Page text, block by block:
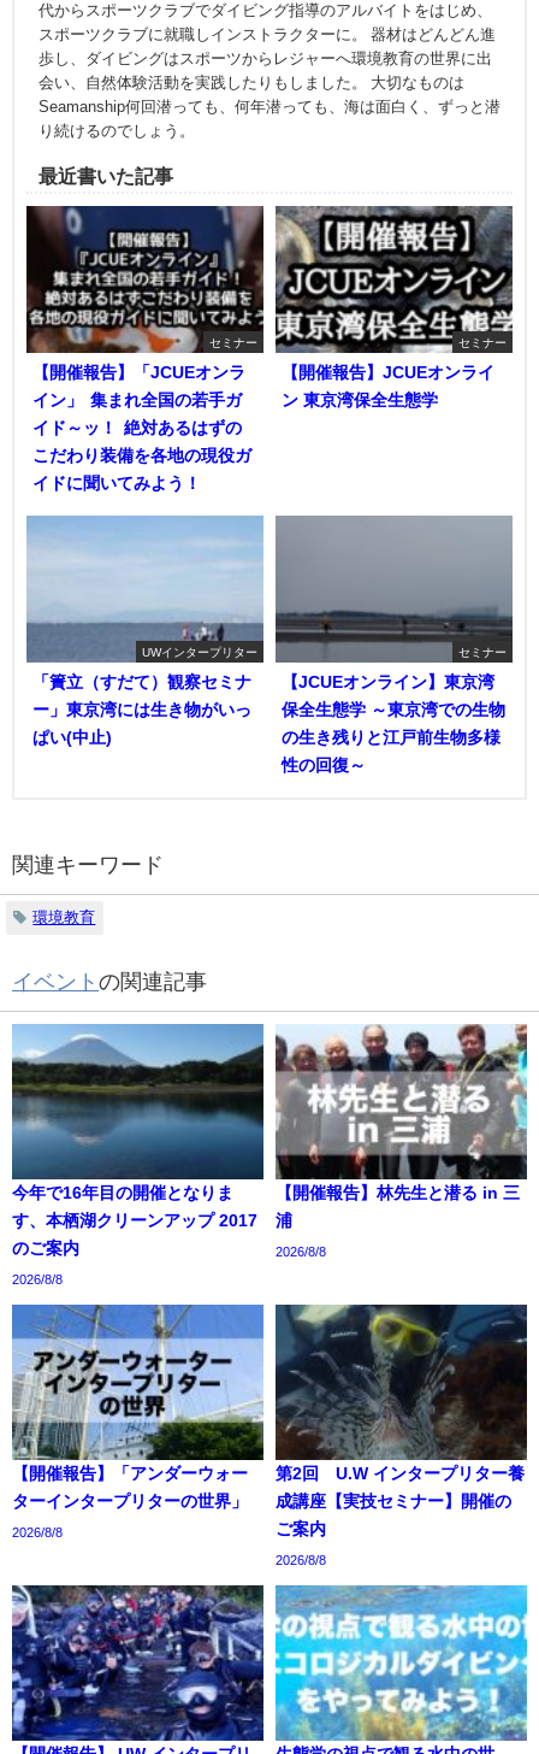
代からスポーツクラブでダイビング指導のアルバイトをはじめ、
スポーツクラブに就職しインストラクターに。 器材はどんどん進
歩し、ダイビングはスポーツからレジャーへ環境教育の世界に出
会い、自然体験活動を実践したりもしました。 大切なものは
Seamanship何回潜っても、何年潜っても、海は面白く、ずっと潜
り続けるのでしょう。
最近書いた記事
セミナー
【開催報告】「JCUEオンラ
イン」 集まれ全国の若手ガ
イド～ッ！ 絶対あるはずの
こだわり装備を各地の現役ガ
イドに聞いてみよう！
セミナー
【開催報告】JCUEオンライ
ン 東京湾保全生態学
UWインタープリター
「簀立（すだて）観察セミナ
ー」東京湾には生き物がいっ
ぱい(中止)
セミナー
【JCUEオンライン】東京湾
保全生態学 ～東京湾での生物
の生き残りと江戸前生物多様
性の回復～
関連キーワード
環境教育
イベント の関連記事
今年で16年目の開催となりま
す、本栖湖クリーンアップ 2017
のご案内
2026/8/8
【開催報告】林先生と潜る in 三
浦
2026/8/8
【開催報告】「アンダーウォー
ターインタープリターの世界」
2026/8/8
第2回 U.W インタープリター養
成講座【実技セミナー】開催の
ご案内
2026/8/8